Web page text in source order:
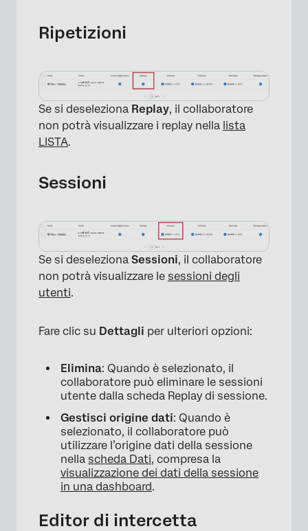
×
×
Ripetizioni
Se si deseleziona Replay, il collaboratore
non potrà visualizzare i replay nella lista
LISTA.
Sessioni
Se si deseleziona Sessioni, il collaboratore
non potrà visualizzare le sessioni degli
utenti.
Fare clic su Dettagli per ulteriori opzioni:
Elimina: Quando è selezionato, il
collaboratore può eliminare le sessioni
utente dalla scheda Replay di sessione.
Gestisci origine dati: Quando è
selezionato, il collaboratore può
utilizzare l’origine dati della sessione
nella scheda Dati, compresa la
visualizzazione dei dati della sessione
in una dashboard.
Editor di intercetta